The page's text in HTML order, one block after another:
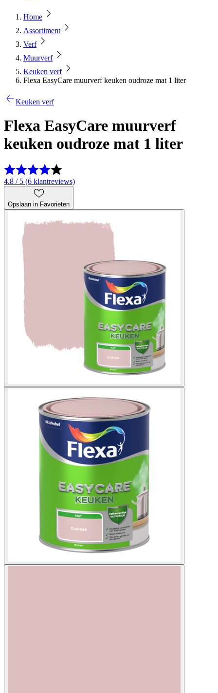
Home
Assortiment
Verf
Muurverf
Keuken verf
Flexa EasyCare muurverf keuken oudroze mat 1 liter
Keuken verf
Flexa EasyCare muurverf
keuken oudroze mat 1 liter
4.8 / 5 (6 klantreviews)
Opslaan in Favorieten